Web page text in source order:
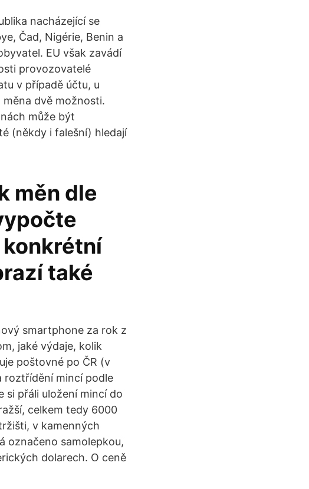
nacházející se
Čad, Nigérie, Benin a
EU však zavádí
provozovatelé
v případě účtu, u
dvě možnosti.
může být
(někdy i falešní) hledají
měn dle
také
smartphone za rok z
jaké výdaje, kolik
poštovné po ČR (v
roztřídění mincí podle
si přáli uložení mincí do
celkem tedy 6000
v kamenných
označeno samolepkou,
dolarech. O ceně